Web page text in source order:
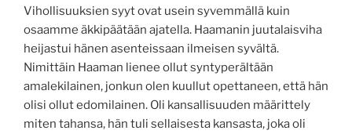
Vihollisuuksien syyt ovat usein syvemmällä kuin
osaamme äkkipäätään ajatella. Haamanin juutalaisviha
heijastui hänen asenteissaan ilmeisen syvältä.
Nimittäin Haaman lienee ollut syntyperältään
amalekilainen, jonkun olen kuullut opettaneen, että hän
olisi ollut edomilainen. Oli kansallisuuden määrittely
miten tahansa, hän tuli sellaisesta kansasta, joka oli